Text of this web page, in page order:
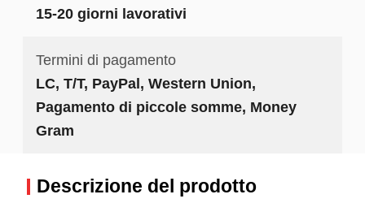
15-20 giorni lavorativi
Termini di pagamento
LC, T/T, PayPal, Western Union,
Pagamento di piccole somme, Money
Gram
Descrizione del prodotto